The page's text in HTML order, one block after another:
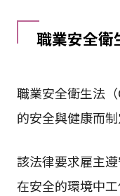
職業安全衛
職業安全衛生法
的安全與健康而制
該法律要求雇主
在安全的環境中